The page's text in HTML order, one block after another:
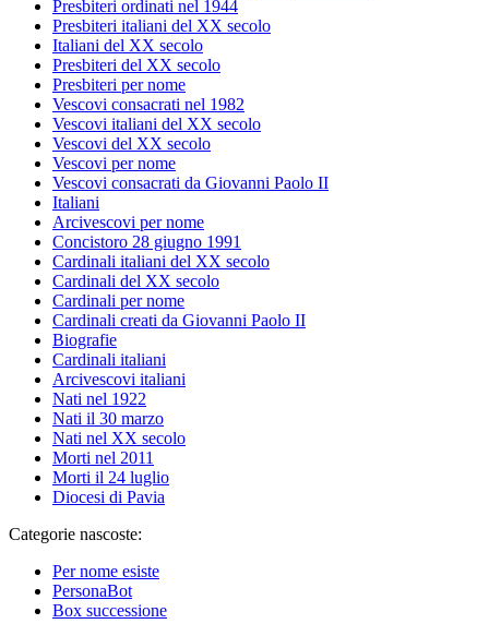
Presbiteri ordinati nel 1944
Presbiteri italiani del XX secolo
Italiani del XX secolo
Presbiteri del XX secolo
Presbiteri per nome
Vescovi consacrati nel 1982
Vescovi italiani del XX secolo
Vescovi del XX secolo
Vescovi per nome
Vescovi consacrati da Giovanni Paolo II
Italiani
Arcivescovi per nome
Concistoro 28 giugno 1991
Cardinali italiani del XX secolo
Cardinali del XX secolo
Cardinali per nome
Cardinali creati da Giovanni Paolo II
Biografie
Cardinali italiani
Arcivescovi italiani
Nati nel 1922
Nati il 30 marzo
Nati nel XX secolo
Morti nel 2011
Morti il 24 luglio
Diocesi di Pavia
Categorie nascoste:
Per nome esiste
PersonaBot
Box successione